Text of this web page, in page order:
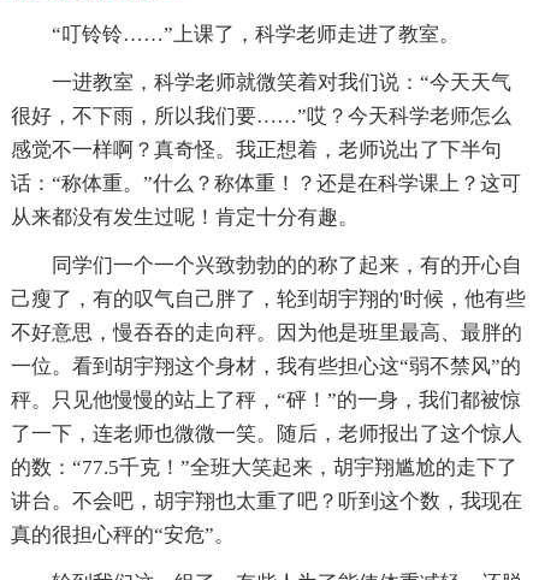
“叮铃铃……”上课了，科学老师走进了教室。
一进教室，科学老师就微笑着对我们说：“今天天气
很好，不下雨，所以我们要……”哎？今天科学老师怎么
感觉不一样啊？真奇怪。我正想着，老师说出了下半句
话：“称体重。”什么？称体重！？还是在科学课上？这可
从来都没有发生过呢！肯定十分有趣。
同学们一个一个兴致勃勃的的称了起来，有的开心自
己瘦了，有的叹气自己胖了，轮到胡宇翔的'时候，他有些
不好意思，慢吞吞的走向秤。因为他是班里最高、最胖的
一位。看到胡宇翔这个身材，我有些担心这“弱不禁风”的
秤。只见他慢慢的站上了秤，“砰！”的一身，我们都被惊
了一下，连老师也微微一笑。随后，老师报出了这个惊人
的数：“77.5千克！”全班大笑起来，胡宇翔尴尬的走下了
讲台。不会吧，胡宇翔也太重了吧？听到这个数，我现在
真的很担心秤的“安危”。